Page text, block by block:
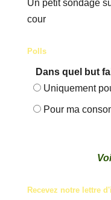
Un petit sondage
cour
Polls
Dans quel but
Uniquement
Pour ma
Recevez notre lettre